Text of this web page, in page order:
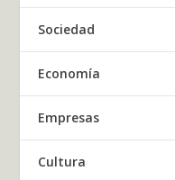
Sociedad
Economía
Empresas
Cultura